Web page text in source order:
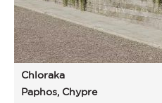
Chloraka
Paphos, Chypre